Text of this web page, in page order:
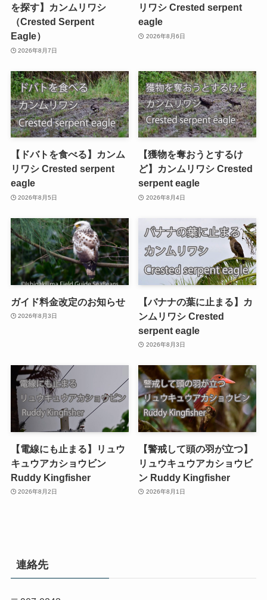
を探す】カンムリワシ
（Crested Serpent
Eagle）
2026年8月7日
リワシ Crested serpent
eagle
2026年8月6日
【ドバトを食べる】カンム
リワシ Crested serpent
eagle
2026年8月5日
【獲物を奪おうとするけ
ど】カンムリワシ Crested
serpent eagle
2026年8月4日
ガイド料金改定のお知らせ
2026年8月3日
【バナナの葉に止まる】カ
ンムリワシ Crested
serpent eagle
2026年8月3日
【電線にも止まる】リュウ
キュウアカショウビン
Ruddy Kingfisher
2026年8月2日
【警戒して頭の羽が立つ】
リュウキュウアカショウビ
ン Ruddy Kingfisher
2026年8月1日
連絡先